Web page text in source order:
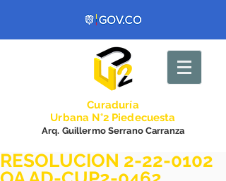
Curaduría
Urbana N°2 Piedecuesta
Arq. Guillermo Serrano Carranza
RESOLUCION 2-22-0102